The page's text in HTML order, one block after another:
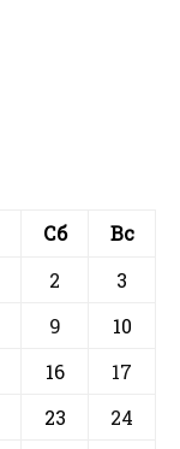
Сб
Вс
2
3
9
10
16
17
23
24